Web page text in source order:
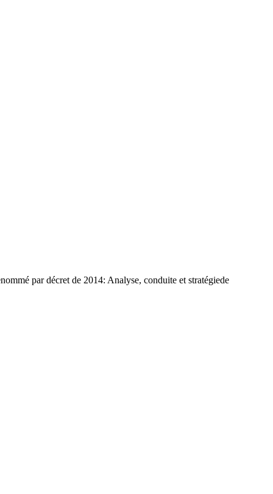
par décret de 2014: Analyse, conduite et stratégiede